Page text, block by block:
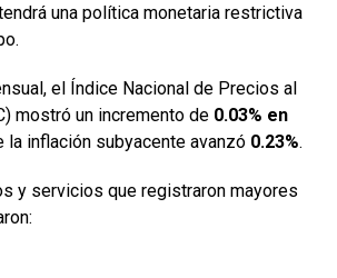
una política monetaria restrictiva
el Índice Nacional de Precios al
mostró un incremento de 0.03% en
la inflación subyacente avanzó 0.23%.
y servicios que registraron mayores